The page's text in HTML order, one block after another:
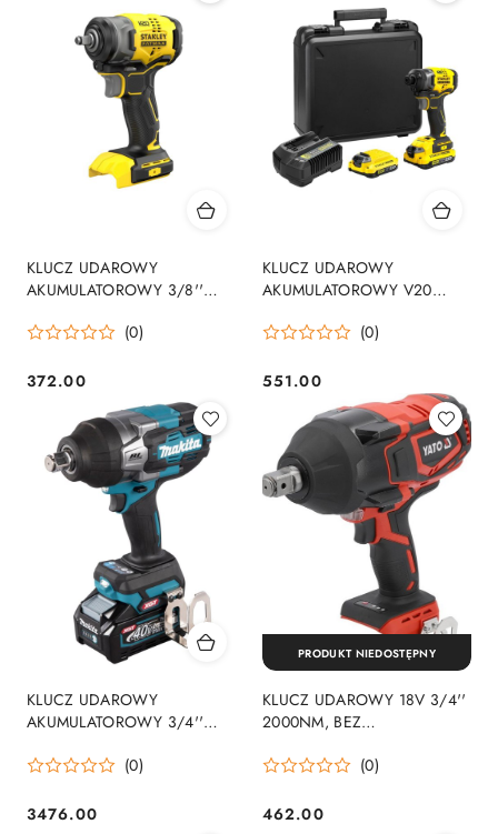
KLUCZ UDAROWY
AKUMULATOROWY 3/8''
(0)
Cena:
372.00
KLUCZ UDAROWY
AKUMULATOROWY V20
(0)
Cena:
551.00
KLUCZ UDAROWY
AKUMULATOROWY 3/4''
MAK
(0)
Cena:
3476.00
KLUCZ UDAROWY 18V 3/4''
2000NM, BEZ
(0)
Cena:
462.00
PRODUKT NIEDOSTĘPNY